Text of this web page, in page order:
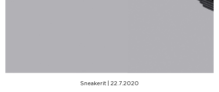
Sneakerit 22.7.2020